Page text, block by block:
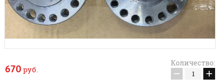
670 руб.
Количество:
− +